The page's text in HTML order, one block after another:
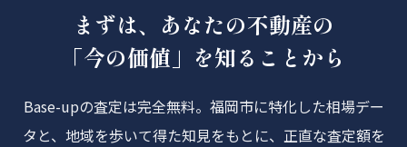
まずは、あなたの不動産の
「今の価値」を知ることから
Base-upの査定は完全無料。福岡市に特化した相場デー
タと、地域を歩いて得た知見をもとに、正直な査定額を